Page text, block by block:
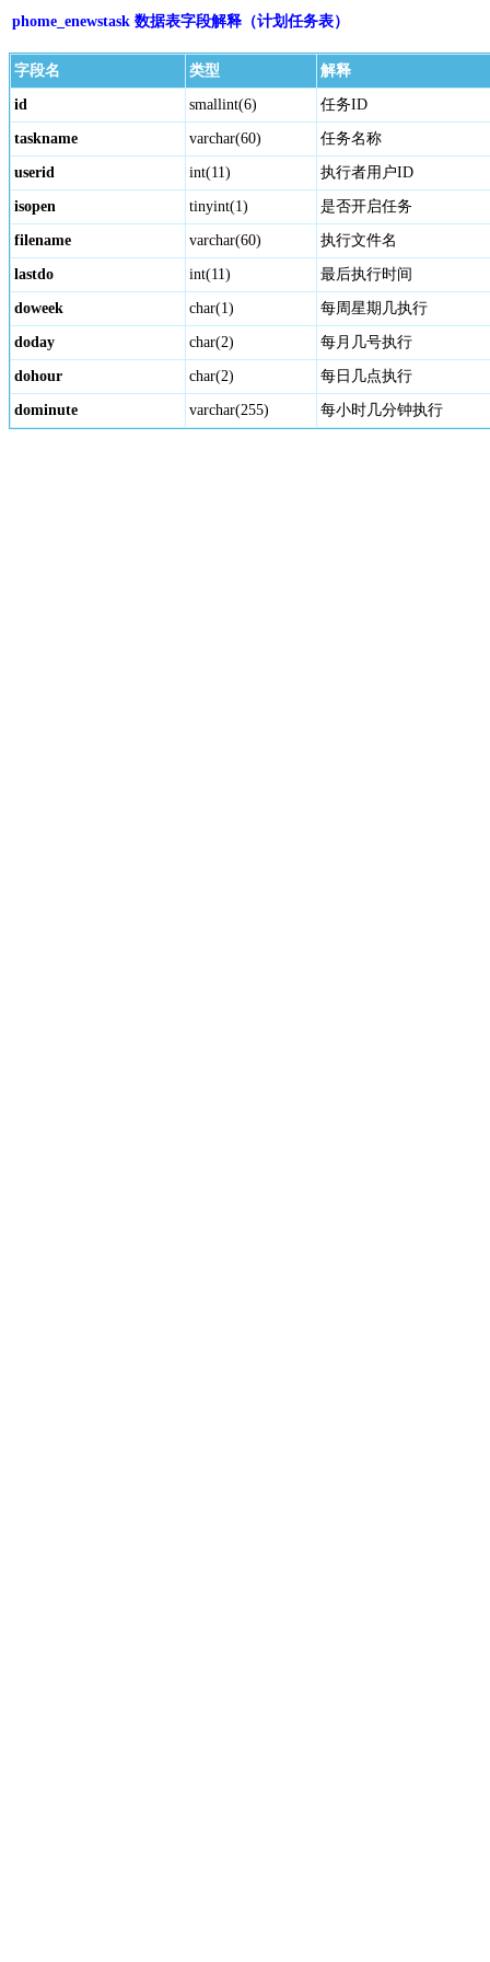
phome_enewstask 数据表字段解释（计划任务表）
字段名 类型 解释
id smallint(6) 任务ID
taskname varchar(60) 任务名称
userid int(11) 执行者用户ID
isopen tinyint(1) 是否开启任务
filename varchar(60) 执行文件名
lastdo int(11) 最后执行时间
doweek char(1) 每周星期几执行
doday char(2) 每月几号执行
dohour char(2) 每日几点执行
dominute varchar(255) 每小时几分钟执行